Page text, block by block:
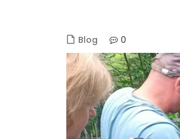
Blog 0